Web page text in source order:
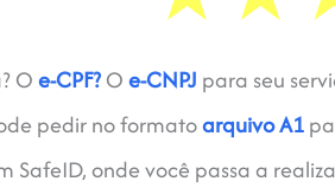
Oe-CPF?Oe-CNPJ para seu
pedir no formatoarquivo A1
SafeID, onde você passa a